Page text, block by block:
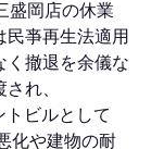
盛岡店の休業
亊再生法適用
く撤退を余儀な
れ、
トビルとして
化や建物の耐